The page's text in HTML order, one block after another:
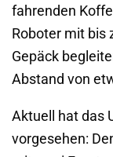
fahrenden
Roboter mit bis
Gepäck
Abstand von
Aktuell hat das
vorgesehen: